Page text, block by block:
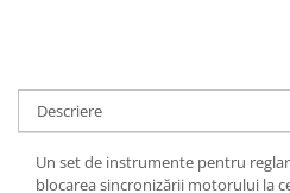
Pistoale electrice de impact
Polizoare unghiulare
Slefuitoare electrice
Descriere
Un set de instrumente pentru
blocarea sincronizării motorului la